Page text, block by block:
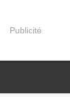
Publicité